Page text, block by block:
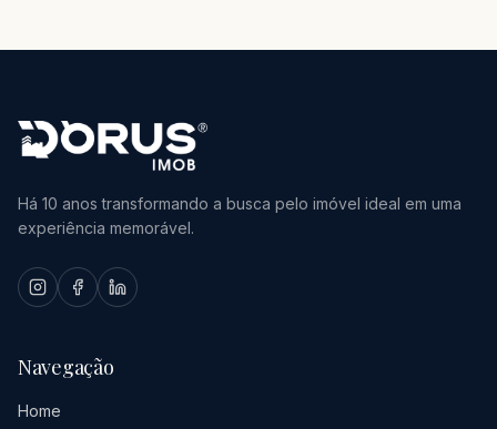
Há 10 anos transformando a busca pelo imóvel ideal em uma
experiência memorável.
Navegação
Home